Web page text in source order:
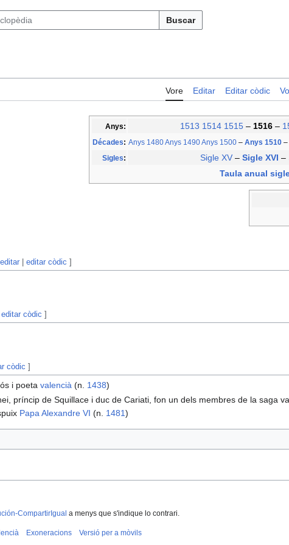
Buscar
Vore Editar Editar còdic
Anys: 1513 1514 1515 – 1516 –
Décades: Anys 1480Anys 1490Anys 1500 – Anys 1510 –
Sigles: Sigle XV – Sigle XVI –
Taula anual
editar |editar còdic ]
editar còdic ]
còdic ]
i poetavalencià (n. 1438)
príncip de Squillace i duc de Cariati, fon un dels membres de la saga
Papa Alexandre VI (n. 1481)
CompartirIgual a menys que s'indique lo contrari.
Exoneracions Versió per a mòvils